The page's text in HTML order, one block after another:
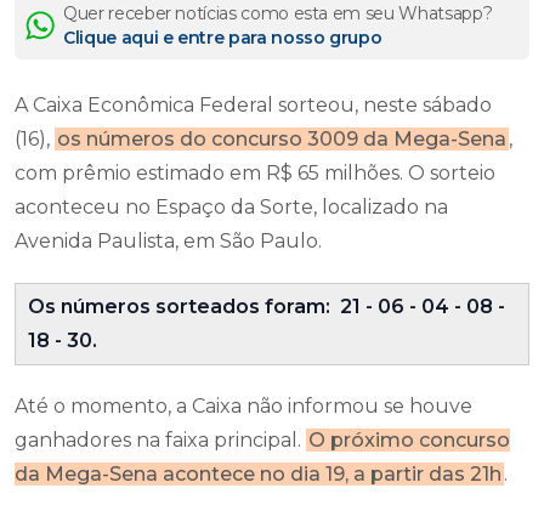
Quer receber notícias como esta em seu Whatsapp?
Clique aqui e entre para nosso grupo
A Caixa Econômica Federal sorteou, neste sábado
(16), os números do concurso 3009 da Mega-Sena ,
com prêmio estimado em R$ 65 milhões. O sorteio
aconteceu no Espaço da Sorte, localizado na
Avenida Paulista, em São Paulo.
Os números sorteados foram: 21 - 06 - 04 - 08 -
18 - 30.
Até o momento, a Caixa não informou se houve
ganhadores na faixa principal. O próximo concurso
da Mega-Sena acontece no dia 19, a partir das 21h .